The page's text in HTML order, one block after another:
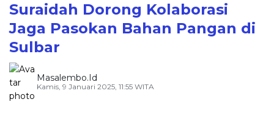
Suraidah Dorong Kolaborasi
Jaga Pasokan Bahan Pangan di
Sulbar
Masalembo.id
Kamis, 9 Januari 2025, 11:55 WITA